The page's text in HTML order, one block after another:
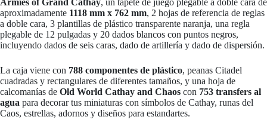
aproximadamente 1118 mm x 762 mm, 2 hojas de referencia de reglas
a doble cara, 3 plantillas de plástico transparente naranja, una regla
plegable de 12 pulgadas y 20 dados blancos con puntos negros,
incluyendo dados de seis caras, dado de artillería y dado de dispersión.
La caja viene con 788 componentes de plástico, peanas Citadel
cuadradas y rectangulares de diferentes tamaños, y una hoja de
calcomanías de Old World Cathay and Chaos con 753 transfers al
agua para decorar tus miniaturas con símbolos de Cathay, runas del
Caos, estrellas, adornos y diseños para estandartes.